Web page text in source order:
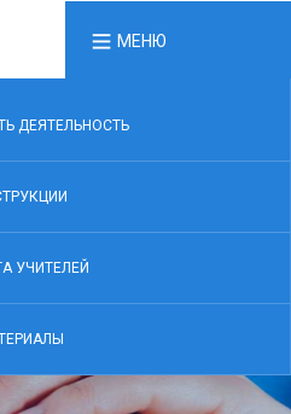
МЕНЮ
ДЕЯТЕЛЬНОСТЬ
УЧИТЕЛЕЙ